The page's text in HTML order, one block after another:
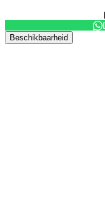
Beschikbaarheid